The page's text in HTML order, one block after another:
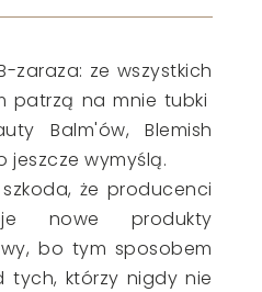
zaraza: ze wszystkich
patrzą na mnie tubki
Balm'ów, Blemish
jeszcze wymyślą.
że producenci
nowe produkty
bo tym sposobem
tych, którzy nigdy nie